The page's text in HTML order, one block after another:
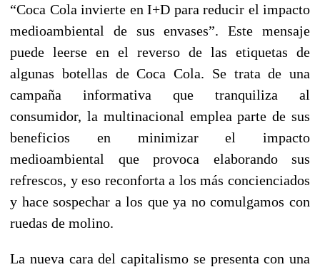
“Coca Cola invierte en I+D para reducir el impacto
medioambiental de sus envases”. Este mensaje
puede leerse en el reverso de las etiquetas de
algunas botellas de Coca Cola. Se trata de una
campaña informativa que tranquiliza al
consumidor, la multinacional emplea parte de sus
beneficios en minimizar el impacto
medioambiental que provoca elaborando sus
refrescos, y eso reconforta a los más concienciados
y hace sospechar a los que ya no comulgamos con
ruedas de molino.
La nueva cara del capitalismo se presenta con una